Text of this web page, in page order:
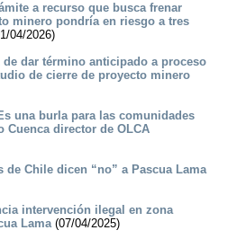
a recurso que busca frenar
minero pondría en riesgo a tres
04/2026)
de dar término anticipado a proceso
de cierre de proyecto minero
una burla para las comunidades
Cuenca director de OLCA
de Chile dicen “no” a Pascua Lama
intervención ilegal en zona
Lama(07/04/2025)